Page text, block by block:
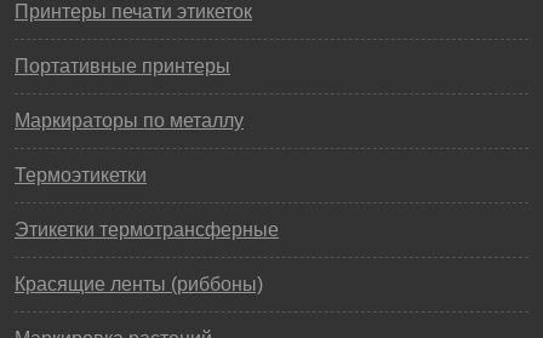
Принтеры печати этикеток
Портативные принтеры
Маркираторы по металлу
Термоэтикетки
Этикетки термотрансферные
Красящие ленты (риббоны)